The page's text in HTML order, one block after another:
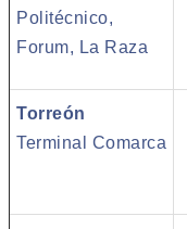
Politécnico,
Forum, La Raza
Torreón
Terminal Comarca